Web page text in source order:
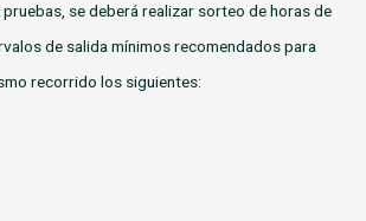
se deberá realizar sorteo de horas de
de salida mínimos recomendados para
recorrido los siguientes: